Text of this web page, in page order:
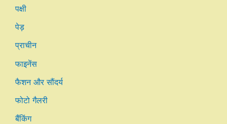
पक्षी
पेड़
प्राचीन
फाइनेंस
फैशन और सौंदर्य
फोटो गैलरी
बैंकिंग